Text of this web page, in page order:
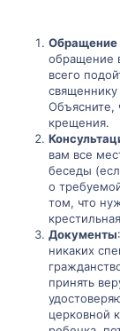
Обращение
обращение
всего
Объясните,
крещения.
вам все
беседы
о
том, что
Документы
никаких
принять
церковной